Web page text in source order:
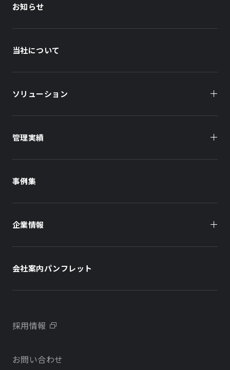
お知らせ
当社について
ソリューション
オーナー様向け
オフィスビル
住まい（社宅・賃貸住宅）
学校・教育施設
不動産開発をご検討の方へ
物件をお探しの方向け
管理実績
住まい（賃貸住宅）
事例集
企業情報
会社案内パンフレット
採用情報
お問い合わせ